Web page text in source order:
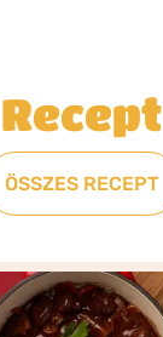
Recept
ÖSSZES RECEPT